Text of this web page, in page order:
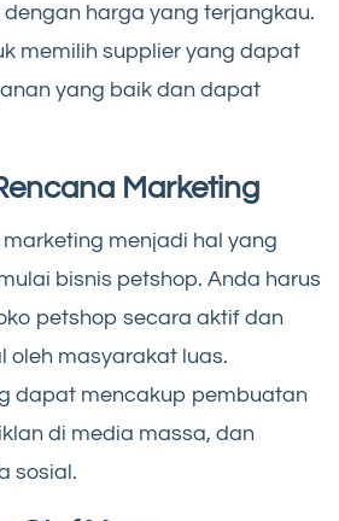
harga yang terjangkau.
memilih supplier yang dapat
yang baik dan dapat
Marketing
menjadi hal yang
bisnis petshop. Anda harus
petshop secara aktif dan
oleh masyarakat luas.
dapat mencakup pembuatan
di media massa, dan
sosial.